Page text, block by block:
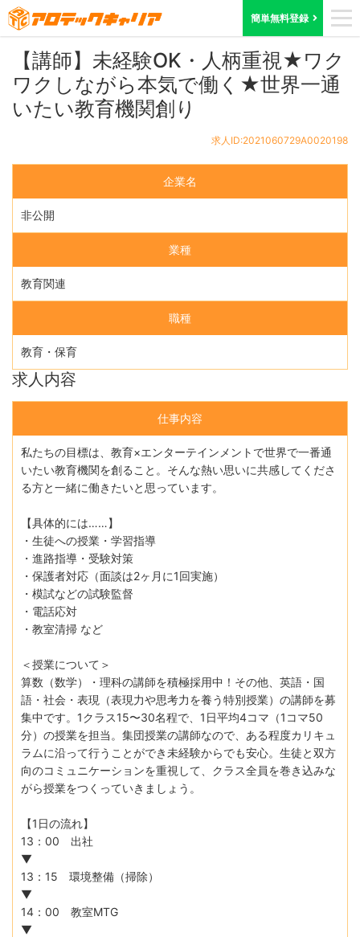
簡単無料登録
ホーム 求人検索 奈良県 求人ID:2021060729A0020198
【講師】未経験OK・人柄重視★ワク
ワクしながら本気で働く★世界一通
いたい教育機関創り
求人ID:2021060729A0020198
企業名
非公開
業種
教育関連
職種
教育・保育
求人内容
仕事内容
私たちの目標は、教育×エンターテインメントで世界で一番通
いたい教育機関を創ること。そんな熱い思いに共感してくださ
る方と一緒に働きたいと思っています。
【具体的には……】
・⽣徒への授業・学習指導
・進路指導・受験対策
・保護者対応（⾯談は2ヶ⽉に1回実施）
・模試などの試験監督
・電話応対
・教室清掃 など
＜授業について＞
算数（数学）・理科の講師を積極採⽤中！その他、英語・国
語・社会・表現（表現⼒や思考⼒を養う特別授業）の講師を募
集中です。1クラス15〜30名程で、1⽇平均4コマ（1コマ50
分）の授業を担当。集団授業の講師なので、ある程度カリキュ
ラムに沿って行うことができ未経験からでも安心。⽣徒と双⽅
向のコミュニケーションを重視して、クラス全員を巻き込みな
がら授業をつくっていきましょう。
【1日の流れ】
13：00 出社
▼
13：15 環境整備（掃除）
▼
14：00 教室MTG
▼